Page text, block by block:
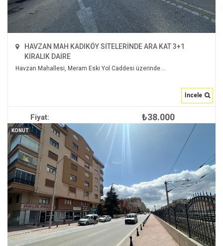
HAVZAN MAH KADIKÖY SİTELERİNDE ARA KAT 3+1
KİRALIK DAİRE
Havzan Mahallesi, Meram Eski Yol Caddesi üzerinde ..
İncele
Fiyat: ₺38.000
170 m 2 3+1
KONUT